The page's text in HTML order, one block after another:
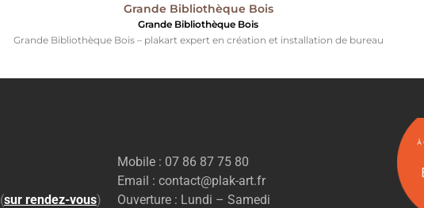
Grande Bibliothèque Bois
Grande Bibliothèque Bois
Grande Bibliothèque Bois – plakart expert en création et installation de bureau
(sur rendez-vous)
Mobile : 07 86 87 75 80
Email : contact@plak-art.fr
Ouverture : Lundi – Samedi